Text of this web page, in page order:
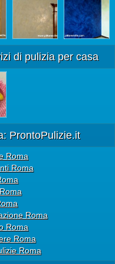
di pulizia per casa
ProntoPulizie.it
Roma
Roma
Roma
Roma
Roma
Roma